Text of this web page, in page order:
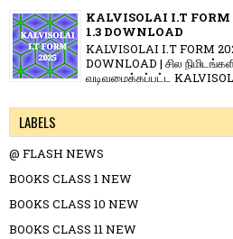
KALVISOLAI I.T FORM
1.3 DOWNLOAD
KALVISOLAI I.T FORM
DOWNLOAD | சில
வடிவமைக்கப்பட்ட
LABELS
@ FLASH NEWS
BOOKS CLASS 1 NEW
BOOKS CLASS 10 NEW
BOOKS CLASS 11 NEW